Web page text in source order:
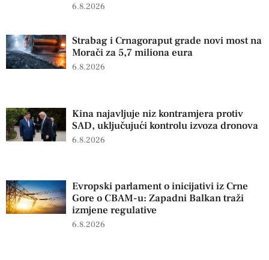
6.8.2026
Strabag i Crnagoraput grade novi most na
Morači za 5,7 miliona eura
6.8.2026
Kina najavljuje niz kontramjera protiv
SAD, uključujući kontrolu izvoza dronova
6.8.2026
Evropski parlament o inicijativi iz Crne
Gore o CBAM-u: Zapadni Balkan traži
izmjene regulative
6.8.2026